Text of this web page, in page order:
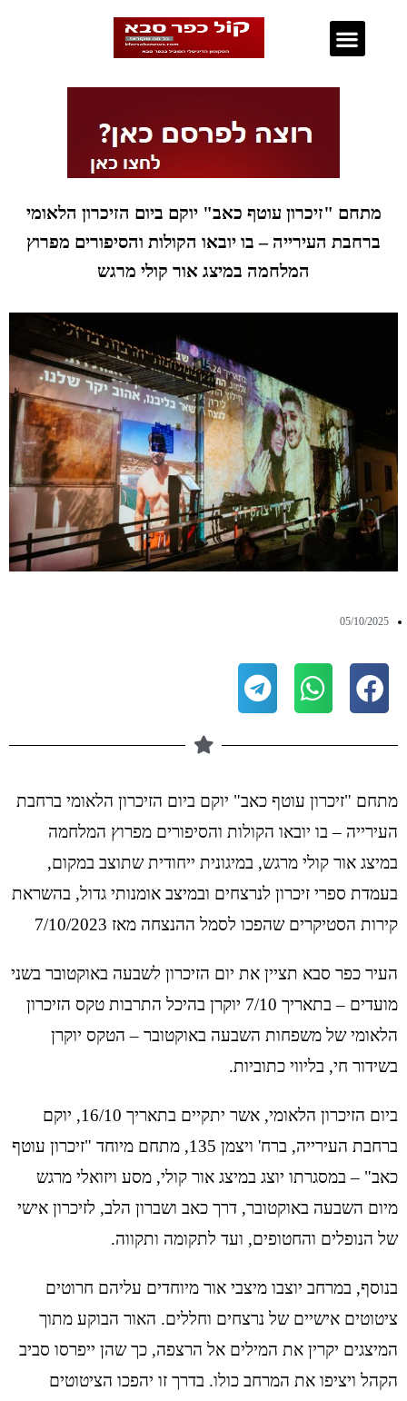
מתחם "זיכרון עוטף כאב" יוקם ביום הזיכרון הלאומי
ברחבת העירייה – בו יובאו הקולות והסיפורים מפרוץ
המלחמה במיצג אור קולי מרגש
05/10/2025
מתחם "זיכרון עוטף כאב" יוקם ביום הזיכרון הלאומי ברחבת
העירייה – בו יובאו הקולות והסיפורים מפרוץ המלחמה
במיצג אור קולי מרגש, במיגונית ייחודית שתוצב במקום,
בעמדת ספרי זיכרון לנרצחים ובמיצב אומנותי גדול, בהשראת
קירות הסטיקרים שהפכו לסמל ההנצחה מאז 7/10/2023
העיר כפר סבא תציין את יום הזיכרון לשבעה באוקטובר בשני
מועדים – בתאריך 7/10 יוקרן בהיכל התרבות טקס הזיכרון
הלאומי של משפחות השבעה באוקטובר – הטקס יוקרן
בשידור חי, בליווי כתוביות.
ביום הזיכרון הלאומי, אשר יתקיים בתאריך 16/10, יוקם
ברחבת העירייה, ברח' ויצמן 135, מתחם מיוחד "זיכרון עוטף
כאב" – במסגרתו יוצג במיצג אור קולי, מסע ויזואלי מרגש
מיום השבעה באוקטובר, דרך כאב ושברון הלב, לזיכרון אישי
של הנופלים והחטופים, ועד לתקומה ותקווה.
בנוסף, במרחב יוצבו מיצבי אור מיוחדים עליהם חרוטים
ציטוטים אישיים של נרצחים וחללים. האור הבוקע מתוך
המיצגים יקרין את המילים אל הרצפה, כך שהן ייפרסו סביב
הקהל ויציפו את המרחב כולו. בדרך זו יהפכו הציטוטים